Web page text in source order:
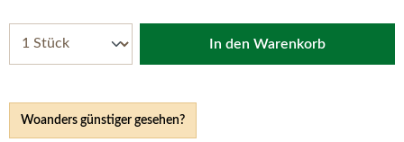
Woanders günstiger gesehen?
In den Warenkorb